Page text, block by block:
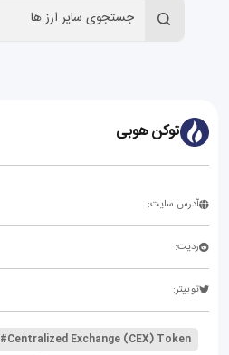
توکن هوبی
آدرس سایت:
ردیت:
توییتر:
#Centralized Exchange (CEX) Token